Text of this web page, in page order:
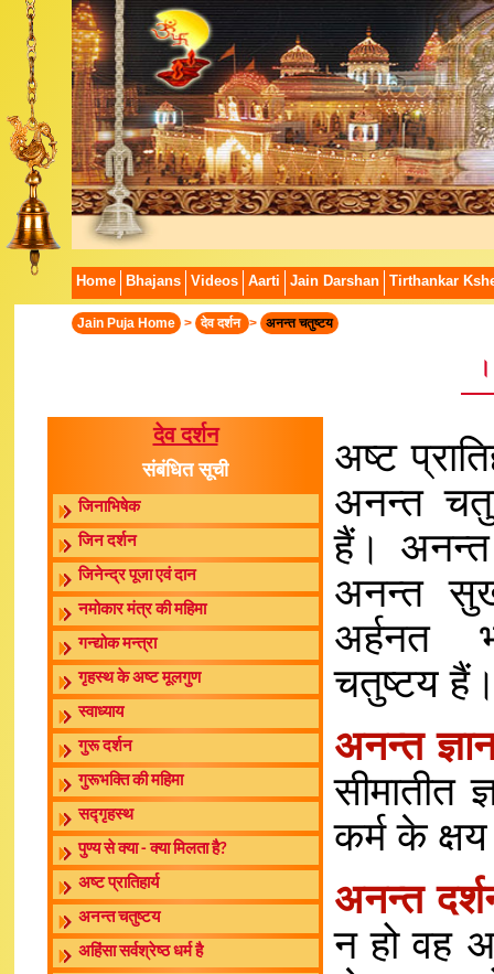
Home Bhajans Videos Aarti Jain Darshan Tirthankar
Jain Puja Home > देव दर्शन > अनन्त चतुष्टय
देव दर्शन
संबंधित सूची
जिनाभिषेक
जिन दर्शन
जिनेन्द्र पूजा एवं दान
नमोकार मंत्र की महिमा
गन्द्योक मन्त्रा
गृहस्थ के अष्ट मूलगुण
स्वाध्याय
गुरू दर्शन
गुरूभक्ति की महिमा
सद्गृहस्थ
पुण्य से क्या - क्या मिलता है?
अष्ट प्रातिहार्य
अनन्त चतुष्टय
अहिंसा सर्वश्रेष्ठ धर्म है
अष्ट
अनन्त
हैं।
अनन्त
अर्हनत
चतुष्टय
अनन्त
सीमातीत
कर्म के
अनन्त
न हो वह